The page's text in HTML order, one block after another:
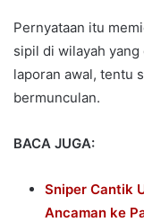
Pernyataan itu
sipil di wilayah yang
laporan awal, tentu
bermunculan.
BACA JUGA:
Sniper Cantik
Ancaman ke